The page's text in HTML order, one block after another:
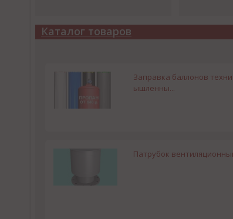
Каталог товаров
Заправка баллонов
ышленны...
Патрубок